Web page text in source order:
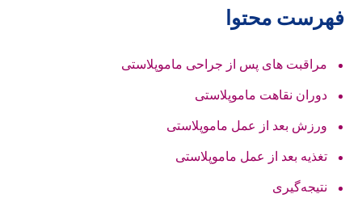
فهرست محتوا
مراقبت های پس از جراحی ماموپلاستی
دوران نقاهت ماموپلاستی
ورزش بعد از عمل ماموپلاستی
تغذیه بعد از عمل ماموپلاستی
نتیجه‌گیری